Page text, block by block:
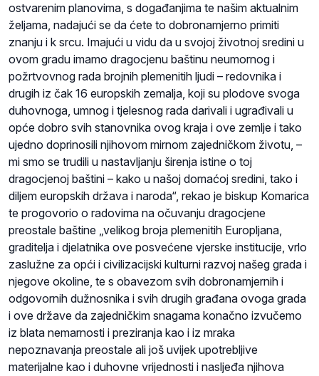
ostvarenim planovima, s događanjima te našim aktualnim
željama, nadajući se da ćete to dobronamjerno primiti
znanju i k srcu. Imajući u vidu da u svojoj životnoj sredini u
ovom gradu imamo dragocjenu baštinu neumornog i
požrtvovnog rada brojnih plemenitih ljudi – redovnika i
drugih iz čak 16 europskih zemalja, koji su plodove svoga
duhovnoga, umnog i tjelesnog rada darivali i ugrađivali u
opće dobro svih stanovnika ovog kraja i ove zemlje i tako
ujedno doprinosili njihovom mirnom zajedničkom životu, –
mi smo se trudili u nastavljanju širenja istine o toj
dragocjenoj baštini – kako u našoj domaćoj sredini, tako i
diljem europskih država i naroda“, rekao je biskup Komarica
te progovorio o radovima na očuvanju dragocjene
preostale baštine „velikog broja plemenitih Europljana,
graditelja i djelatnika ove posvećene vjerske institucije, vrlo
zaslužne za opći i civilizacijski kulturni razvoj našeg grada i
njegove okoline, te s obavezom svih dobronamjernih i
odgovornih dužnosnika i svih drugih građana ovoga grada
i ove države da zajedničkim snagama konačno izvučemo
iz blata nemarnosti i preziranja kao i iz mraka
nepoznavanja preostale ali još uvijek upotrebljive
materijalne kao i duhovne vrijednosti i nasljeđa njihova